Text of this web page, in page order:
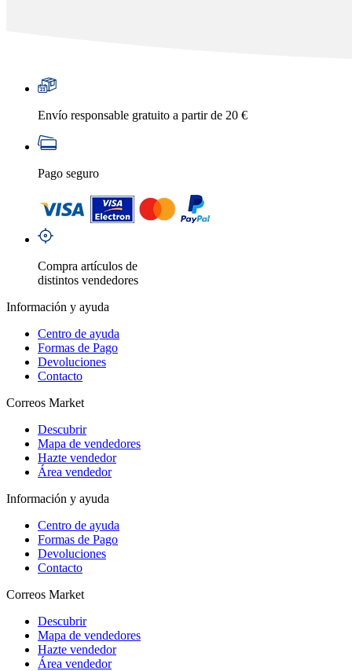
Envío responsable gratuito a partir de 20 €
Pago seguro
Compra artículos de
distintos vendedores
Información y ayuda
Centro de ayuda
Formas de Pago
Devoluciones
Contacto
Correos Market
Descubrir
Mapa de vendedores
Hazte vendedor
Área vendedor
Información y ayuda
Centro de ayuda
Formas de Pago
Devoluciones
Contacto
Correos Market
Descubrir
Mapa de vendedores
Hazte vendedor
Área vendedor